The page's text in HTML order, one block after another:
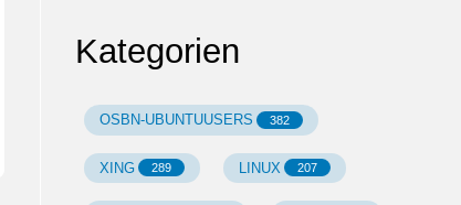
Kategorien
OSBN-UBUNTUUSERS 382
XING 289 LINUX 207